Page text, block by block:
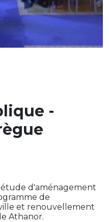
-
d'aménagement
de
et renouvellement
Athanor.